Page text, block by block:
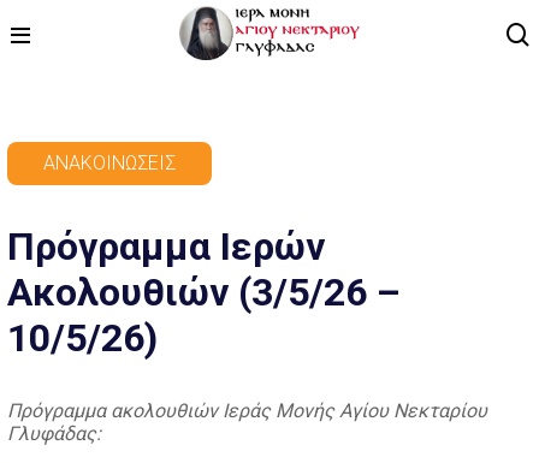
ΒΙΝΤΕΟ
ΑΡΘΡΟΓΡΑΦΙΑ
ΕΠΙΚΟΙΝΩΝΙΑ
ΑΝΑΚΟΙΝΏΣΕΙΣ
Πρόγραμμα Ιερών
Ακολουθιών (3/5/26 –
10/5/26)
Πρόγραμμα ακολουθιών Ιεράς Μονής Αγίου Νεκταρίου
Γλυφάδας: